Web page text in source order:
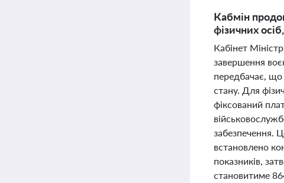
Кабмін
фізичних
Кабінет
завершення
передбачає, що
стану. Для
фіксований
забезпечення.
встановлено
показників,
становитиме